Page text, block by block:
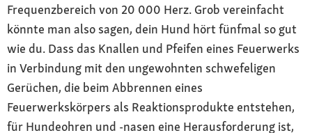
Frequenzbereich von 20 000 Herz. Grob vereinfacht
könnte man also sagen, dein Hund hört fünfmal so gut
wie du. Dass das Knallen und Pfeifen eines Feuerwerks
in Verbindung mit den ungewohnten schwefeligen
Gerüchen, die beim Abbrennen eines
Feuerwerkskörpers als Reaktionsprodukte entstehen,
für Hundeohren und -nasen eine Herausforderung ist,